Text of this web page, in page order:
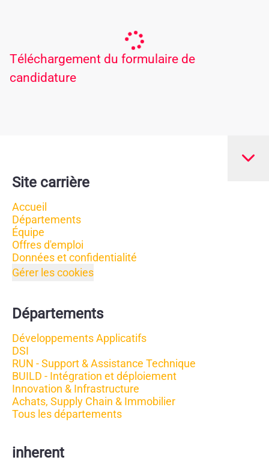
Téléchargement du formulaire de
candidature
Site carrière
Accueil
Départements
Équipe
Offres d'emploi
Données et confidentialité
Gérer les cookies
Départements
Développements Applicatifs
DSI
RUN - Support & Assistance Technique
BUILD - Intégration et déploiement
Innovation & Infrastructure
Achats, Supply Chain & Immobilier
Tous les départements
inherent